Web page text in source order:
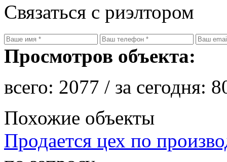
Связаться с риэлтором
Просмотров объекта:
всего: 2077 / за сегодня:
Похожие объекты
Продается цех по